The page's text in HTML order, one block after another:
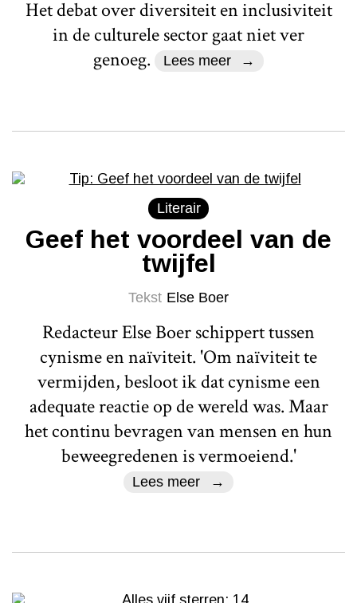
Het debat over diversiteit en inclusiviteit
in de culturele sector gaat niet ver
genoeg.
Lees meer
Literair
Geef het voordeel van de
twijfel
Tekst Else Boer
Redacteur Else Boer schippert tussen
cynisme en naïviteit. 'Om naïviteit te
vermijden, besloot ik dat cynisme een
adequate reactie op de wereld was. Maar
het continu bevragen van mensen en hun
beweegredenen is vermoeiend.'
Lees meer